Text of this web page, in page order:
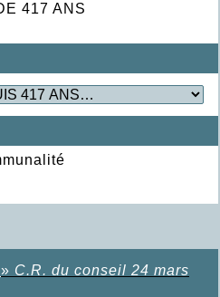
417 ANS
» C.R. du conseil 24 mars